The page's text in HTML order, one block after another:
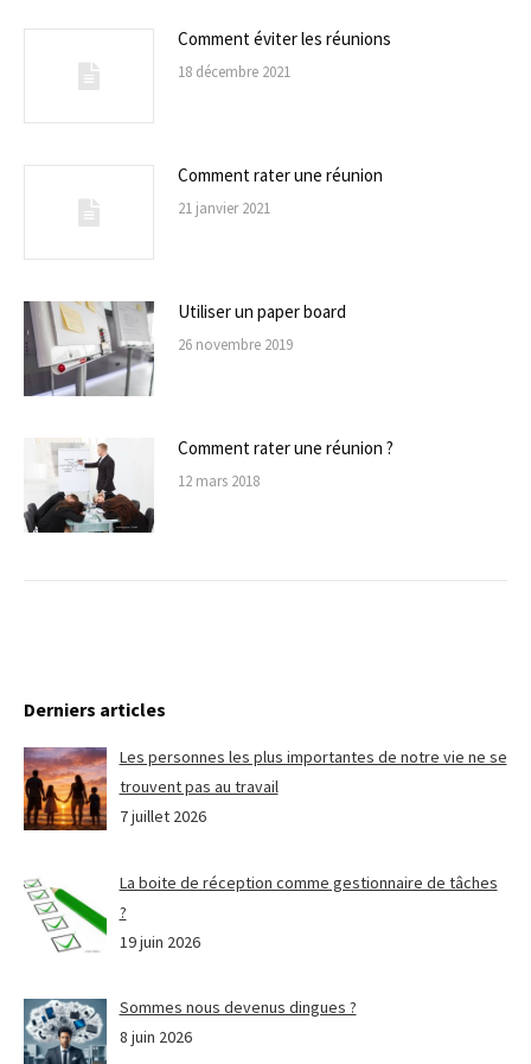
Comment éviter les réunions
18 décembre 2021
Comment rater une réunion
21 janvier 2021
Utiliser un paper board
26 novembre 2019
Comment rater une réunion ?
12 mars 2018
Derniers articles
Les personnes les plus importantes de notre vie ne se
trouvent pas au travail
7 juillet 2026
La boite de réception comme gestionnaire de tâches
?
19 juin 2026
Sommes nous devenus dingues ?
8 juin 2026